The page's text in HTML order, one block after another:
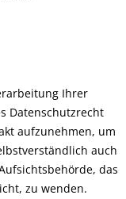
Ihrer
Datenschutzrecht
aufzunehmen, um
auch
das
zu wenden.